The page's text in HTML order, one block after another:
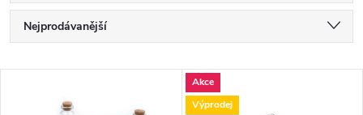
Ř
a
Nejprodávanější
Akce
Výprodej